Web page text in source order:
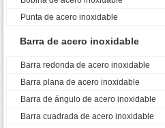
Punta de acero inoxidable
Barra de acero inoxidable
Barra redonda de acero inoxidable
Barra plana de acero inoxidable
Barra de ángulo de acero inoxidable
Barra cuadrada de acero inoxidable